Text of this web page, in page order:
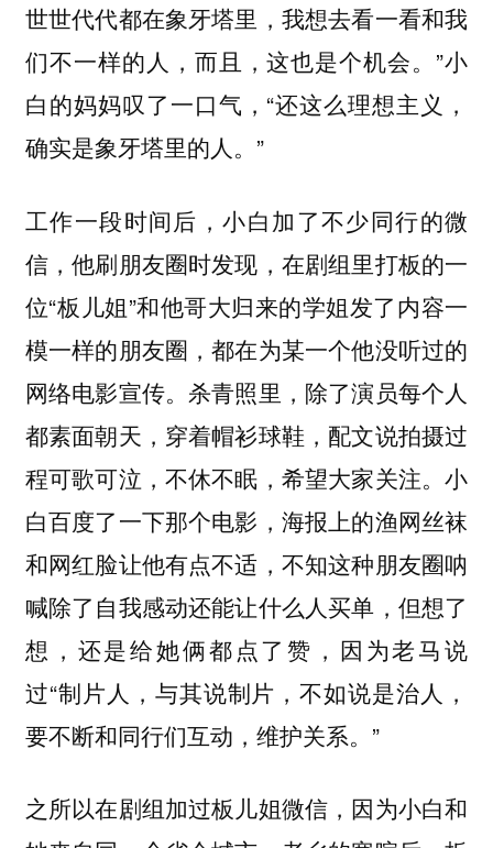
世世代代都在象牙塔里，我想去看一看和我
们不一样的人，而且，这也是个机会。”小
白的妈妈叹了一口气，“还这么理想主义，
确实是象牙塔里的人。”
工作一段时间后，小白加了不少同行的微
信，他刷朋友圈时发现，在剧组里打板的一
位“板儿姐”和他哥大归来的学姐发了内容一
模一样的朋友圈，都在为某一个他没听过的
网络电影宣传。杀青照里，除了演员每个人
都素面朝天，穿着帽衫球鞋，配文说拍摄过
程可歌可泣，不休不眠，希望大家关注。小
白百度了一下那个电影，海报上的渔网丝袜
和网红脸让他有点不适，不知这种朋友圈呐
喊除了自我感动还能让什么人买单，但想了
想，还是给她俩都点了赞，因为老马说
过“制片人，与其说制片，不如说是治人，
要不断和同行们互动，维护关系。”
之所以在剧组加过板儿姐微信，因为小白和